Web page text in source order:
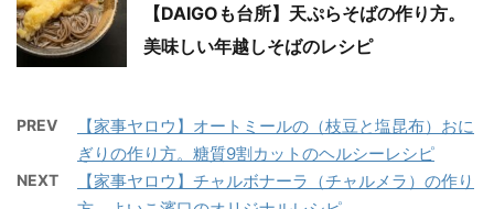
【DAIGOも台所】天ぷらそばの作り方。
美味しい年越しそばのレシピ
PREV
【家事ヤロウ】オートミールの（枝豆と塩昆布）おに
ぎりの作り方。糖質9割カットのヘルシーレシピ
NEXT
【家事ヤロウ】チャルボナーラ（チャルメラ）の作り